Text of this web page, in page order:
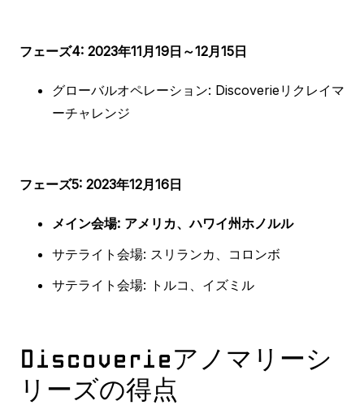
フェーズ4: 2023年11月19日～12月15日
グローバルオペレーション: Discoverieリクレイマ
ーチャレンジ
フェーズ5: 2023年12月16日
メイン会場: アメリカ、ハワイ州ホノルル
サテライト会場: スリランカ、コロンボ
サテライト会場: トルコ、イズミル
Discoverieアノマリーシ
リーズの得点